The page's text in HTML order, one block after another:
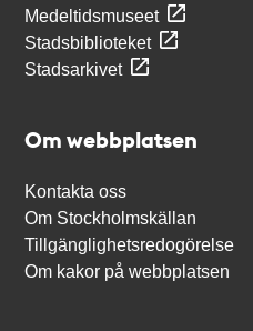
Medeltidsmuseet
Stadsbiblioteket
Stadsarkivet
Om webbplatsen
Kontakta oss
Om Stockholmskällan
Tillgänglighetsredogörelse
Om kakor på webbplatsen